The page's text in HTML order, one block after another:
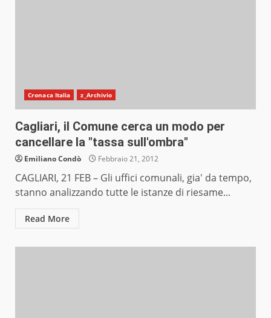
Cronaca Italia z_Archivio
Cagliari, il Comune cerca un modo per
cancellare la "tassa sull'ombra"
Emiliano Condò Febbraio 21, 2012
CAGLIARI, 21 FEB – Gli uffici comunali, gia' da tempo,
stanno analizzando tutte le istanze di riesame...
Read More